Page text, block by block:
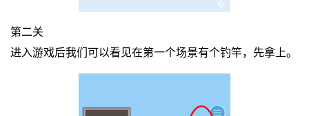
第二关
进入游戏后我们可以看见在第一个场景有个钓竿，先拿上。